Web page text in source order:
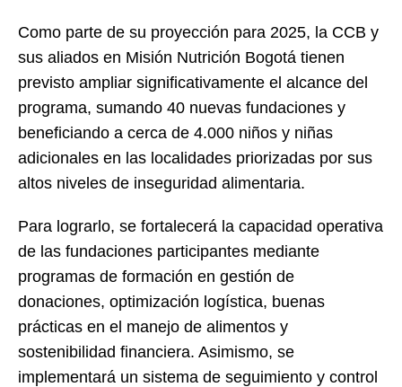
Como parte de su proyección para 2025, la CCB y
sus aliados en Misión Nutrición Bogotá tienen
previsto ampliar significativamente el alcance del
programa, sumando 40 nuevas fundaciones y
beneficiando a cerca de 4.000 niños y niñas
adicionales en las localidades priorizadas por sus
altos niveles de inseguridad alimentaria.
Para lograrlo, se fortalecerá la capacidad operativa
de las fundaciones participantes mediante
programas de formación en gestión de
donaciones, optimización logística, buenas
prácticas en el manejo de alimentos y
sostenibilidad financiera. Asimismo, se
implementará un sistema de seguimiento y control